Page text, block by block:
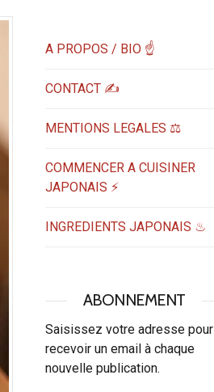
A PROPOS / BIO ☝
CONTACT ✍️
MENTIONS LEGALES ⚖️
COMMENCER A CUISINER
JAPONAIS ⚡
INGREDIENTS JAPONAIS ♨
ABONNEMENT
Saisissez votre adresse pour
recevoir un email à chaque
nouvelle publication.